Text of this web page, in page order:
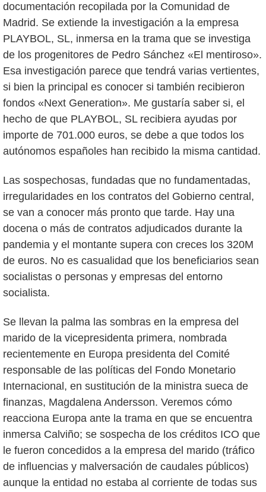
documentación recopilada por la Comunidad de
Madrid. Se extiende la investigación a la empresa
PLAYBOL, SL, inmersa en la trama que se investiga
de los progenitores de Pedro Sánchez «El mentiroso».
Esa investigación parece que tendrá varias vertientes,
si bien la principal es conocer si también recibieron
fondos «Next Generation». Me gustaría saber si, el
hecho de que PLAYBOL, SL recibiera ayudas por
importe de 701.000 euros, se debe a que todos los
autónomos españoles han recibido la misma cantidad.
Las sospechosas, fundadas que no fundamentadas,
irregularidades en los contratos del Gobierno central,
se van a conocer más pronto que tarde. Hay una
docena o más de contratos adjudicados durante la
pandemia y el montante supera con creces los 320M
de euros. No es casualidad que los beneficiarios sean
socialistas o personas y empresas del entorno
socialista.
Se llevan la palma las sombras en la empresa del
marido de la vicepresidenta primera, nombrada
recientemente en Europa presidenta del Comité
responsable de las políticas del Fondo Monetario
Internacional, en sustitución de la ministra sueca de
finanzas, Magdalena Andersson. Veremos cómo
reacciona Europa ante la trama en que se encuentra
inmersa Calviño; se sospecha de los créditos ICO que
le fueron concedidos a la empresa del marido (tráfico
de influencias y malversación de caudales públicos)
aunque la entidad no estaba al corriente de todas sus